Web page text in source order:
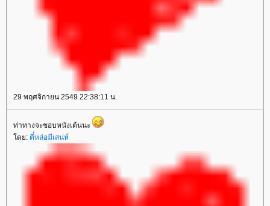
29 พฤศจิกายน 2549 22:38:11 น.
ท่าทางจะชอบหนังเต้นนะ
ดย: ตี๋หล่อมีเสน่ห์